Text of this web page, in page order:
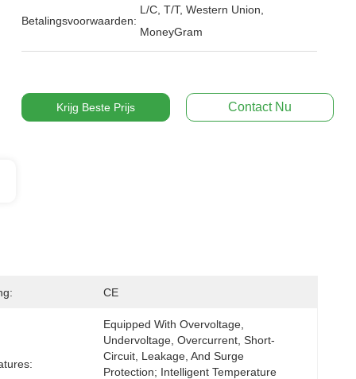
Betalingsvoorwaarden:
L/C, T/T, Western Union,
MoneyGram
Krijg Beste Prijs Contact Nu
CE
Equipped With Overvoltage,
Undervoltage, Overcurrent, Short-
Circuit, Leakage, And Surge
Protection; Intelligent Temperature